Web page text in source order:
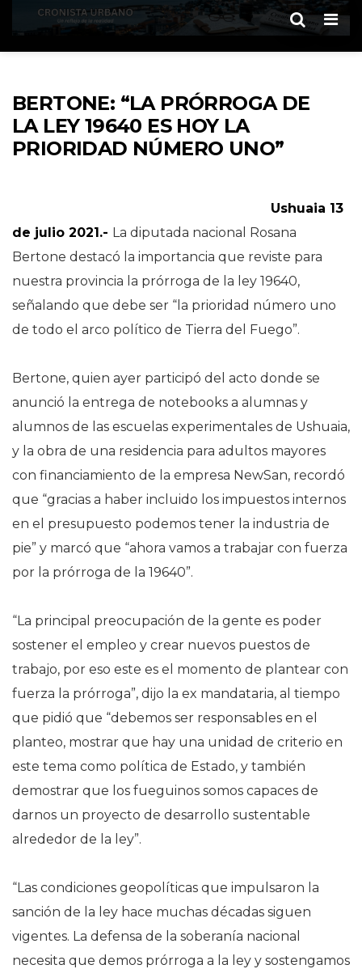
BERTONE: “LA PRÓRROGA DE
LA LEY 19640 ES HOY LA
PRIORIDAD NÚMERO UNO”
Ushuaia 13
de julio 2021.- La diputada nacional Rosana
Bertone destacó la importancia que reviste para
nuestra provincia la prórroga de la ley 19640,
señalando que debe ser “la prioridad número uno
de todo el arco político de Tierra del Fuego”.
Bertone, quien ayer participó del acto donde se
anunció la entrega de notebooks a alumnas y
alumnos de las escuelas experimentales de Ushuaia,
y la obra de una residencia para adultos mayores
con financiamiento de la empresa NewSan, recordó
que “gracias a haber incluido los impuestos internos
en el presupuesto podemos tener la industria de
pie” y marcó que “ahora vamos a trabajar con fuerza
por la prórroga de la 19640”.
“La principal preocupación de la gente es poder
sostener el empleo y crear nuevos puestos de
trabajo, por eso este es el momento de plantear con
fuerza la prórroga”, dijo la ex mandataria, al tiempo
que pidió que “debemos ser responsables en el
planteo, mostrar que hay una unidad de criterio en
este tema como política de Estado, y también
demostrar que los fueguinos somos capaces de
darnos un proyecto de desarrollo sustentable
alrededor de la ley”.
“Las condiciones geopolíticas que impulsaron la
sanción de la ley hace muchas décadas siguen
vigentes. La defensa de la soberanía nacional
necesita que demos prórroga a la ley y sostengamos